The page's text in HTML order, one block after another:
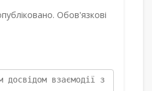
Обов'язкові